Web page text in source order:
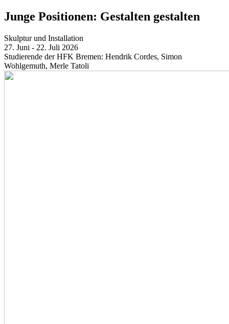
Junge Positionen: Gestalten gestalten
Skulptur und Installation
27. Juni - 22. Juli 2026
Studierende der HFK Bremen: Hendrik Cordes, Simon
Wohlgemuth, Merle Tatoli